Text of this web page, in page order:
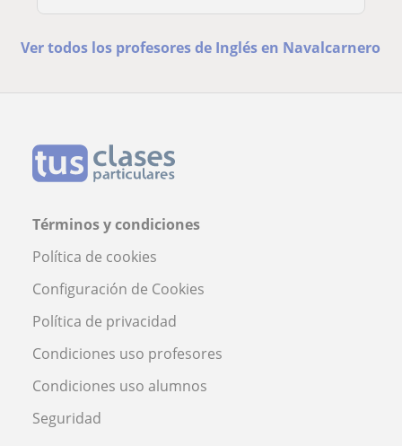
Ver todos los profesores de Inglés en Navalcarnero
Términos y condiciones
Política de cookies
Configuración de Cookies
Política de privacidad
Condiciones uso profesores
Condiciones uso alumnos
Seguridad